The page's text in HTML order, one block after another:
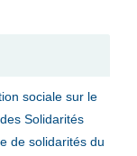
sociale sur le
Solidarités
de solidarités du